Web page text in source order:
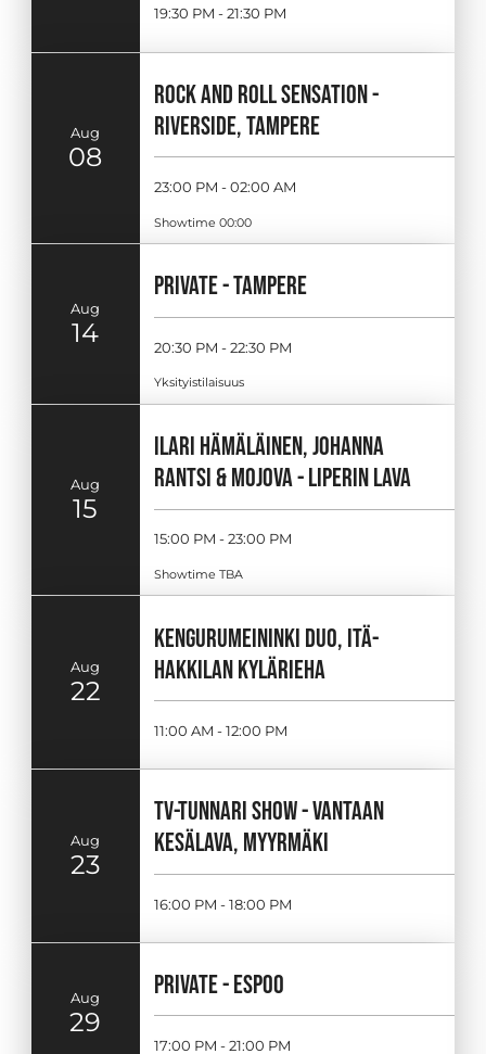
19:30 PM - 21:30 PM
Aug
08
ROCK AND ROLL SENSATION -
RIVERSIDE, TAMPERE
23:00 PM - 02:00 AM
Showtime 00:00
Aug
14
PRIVATE - TAMPERE
20:30 PM - 22:30 PM
Yksityistilaisuus
Aug
15
ILARI HÄMÄLÄINEN, JOHANNA
RANTSI & MOJOVA - LIPERIN LAVA
15:00 PM - 23:00 PM
Showtime TBA
Aug
22
KENGURUMEININKI DUO, ITÄ-
HAKKILAN KYLÄRIEHA
11:00 AM - 12:00 PM
Aug
23
TV-TUNNARI SHOW - VANTAAN
KESÄLAVA, MYYRMÄKI
16:00 PM - 18:00 PM
Aug
29
PRIVATE - ESPOO
17:00 PM - 21:00 PM